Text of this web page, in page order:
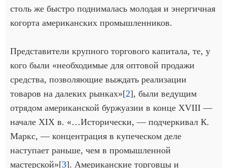
столь же быстро поднималась молодая и энергичная
когорта американских промышленников.
Представители крупного торгового капитала, те, у
кого были «необходимые для оптовой продажи
средства, позволяющие выждать реализации
товаров на далеких рынках»[2], были ведущим
отрядом американской буржуазии в конце XVIII —
начале XIX в. «…Исторически, — подчеркивал К.
Маркс, — концентрация в купеческом деле
наступает раньше, чем в промышленной
мастерской»[3]. Американские торговцы и